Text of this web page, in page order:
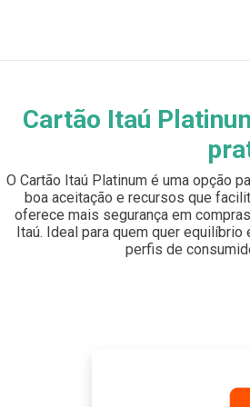
fechar.
Cartão Itaú
O Cartão Itaú Platinum é uma opção
boa aceitação e recursos que
oferece mais segurança em
Itaú. Ideal para quem quer
perfis de